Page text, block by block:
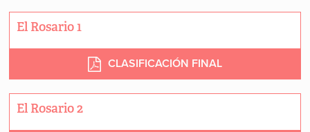
El Rosario 1
CLASIFICACIÓN FINAL
El Rosario 2